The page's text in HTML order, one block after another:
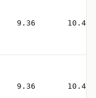
9.36 10.47
9.36 10.47